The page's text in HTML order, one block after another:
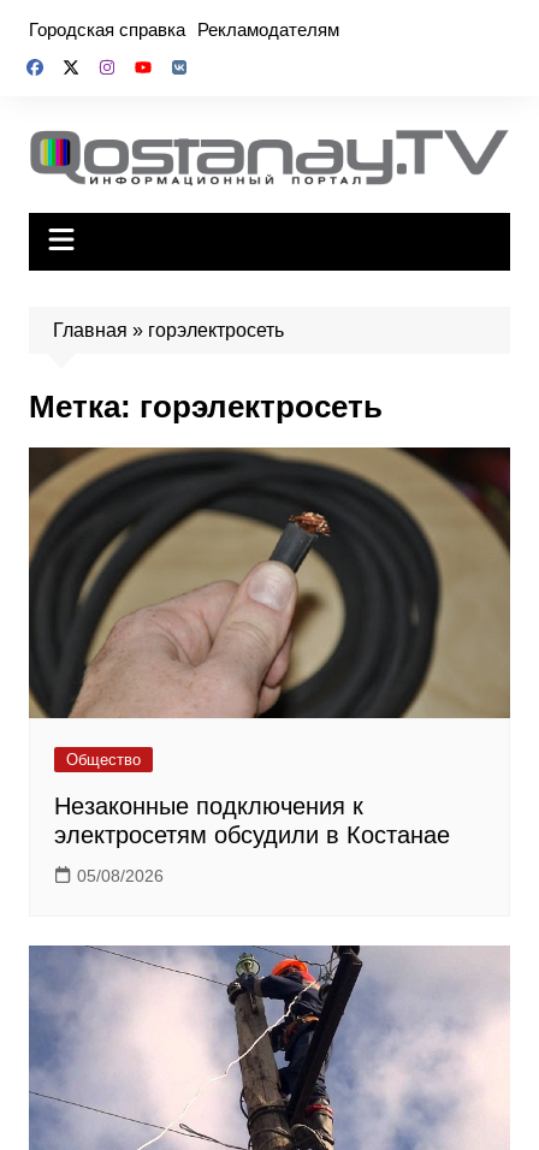
содержимому
Городская справка Рекламодателям
Главная » горэлектросеть
Метка: горэлектросеть
Общество
Незаконные подключения к
электросетям обсудили в Костанае
05/08/2026